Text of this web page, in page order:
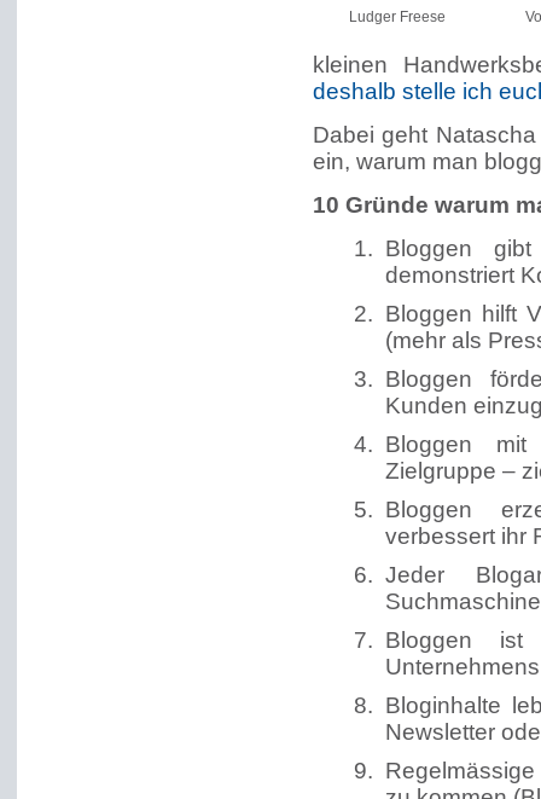
Ludger Freese
kleinen
deshalb stelle ich
Dabei geht
ein, warum man
10 Gründe warum
Bloggen
demonstriert
Bloggen hilft
(mehr als
Bloggen
Kunden
Bloggen mit
Zielgruppe –
Bloggen
verbessert ihr
Jeder
Bloggen
Unternehmens
Bloginhalte
Newsletter